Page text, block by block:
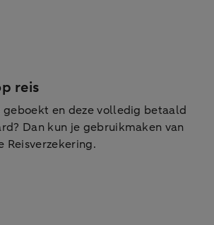
reis
geboekt en deze volledig betaald
Dan kun je gebruikmaken van
Reisverzekering.